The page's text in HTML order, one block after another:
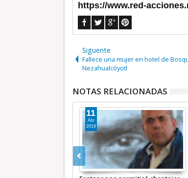
https://www.red-
Siguente
Fallece una mujer en hotel de
Nezahualcóyotl
NOTAS RELACIONADAS
11
Abr
2019